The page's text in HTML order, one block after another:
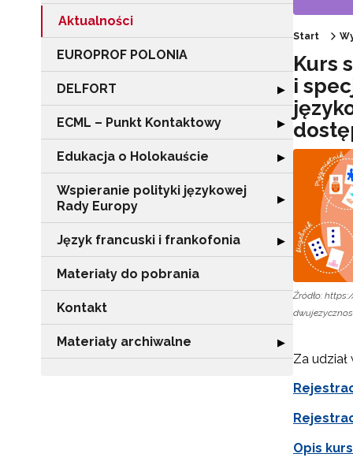
Aktualności
EUROPROF POLONIA
DELFORT Rozwiń sekcję
▶
ECML – Punkt Kontaktowy Rozwiń sekcję
▶
Edukacja o Holokauście Rozwiń sekcję
▶
Wspieranie polityki językowej
Rady Europy
Rozwiń sekcję
▶
Język francuski i frankofonia Rozwiń sekcję
▶
Materiały do pobrania
Kontakt
Materiały archiwalne Rozwiń sekcję
▶
Start
Kurs
i
Źródło:
Za
Opis